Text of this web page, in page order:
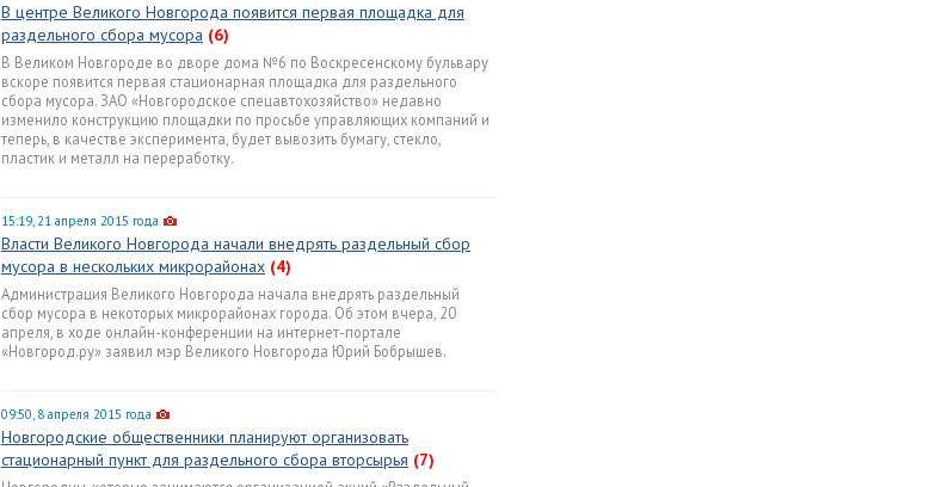
В центре Великого Новгорода появится первая площадка для
раздельного сбора мусора (6)
В Великом Новгороде во дворе дома №6 по Воскресенскому бульвару
вскоре появится первая стационарная площадка для раздельного
сбора мусора. ЗАО «Новгородское спецавтохозяйство» недавно
изменило конструкцию площадки по просьбе управляющих компаний и
теперь, в качестве эксперимента, будет вывозить бумагу, стекло,
пластик и металл на переработку.
15:19, 21 апреля 2015 года
Власти Великого Новгорода начали внедрять раздельный сбор
мусора в нескольких микрорайонах (4)
Администрация Великого Новгорода начала внедрять раздельный
сбор мусора в некоторых микрорайонах города. Об этом вчера, 20
апреля, в ходе онлайн-конференции на интернет-портале
«Новгород.ру» заявил мэр Великого Новгорода Юрий Бобрышев.
09:50, 8 апреля 2015 года
Новгородские общественники планируют организовать
стационарный пункт для раздельного сбора вторсырья (7)